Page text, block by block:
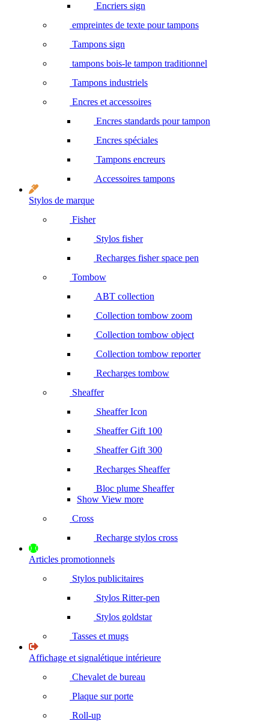
Encriers sign
empreintes de texte pour tampons
Tampons sign
tampons bois-le tampon traditionnel
Tampons industriels
Encres et accessoires
Encres standards pour tampon
Encres spéciales
Tampons encreurs
Accessoires tampons
Stylos de marque
Fisher
Stylos fisher
Recharges fisher space pen
Tombow
ABT collection
Collection tombow zoom
Collection tombow object
Collection tombow reporter
Recharges tombow
Sheaffer
Sheaffer Icon
Sheaffer Gift 100
Sheaffer Gift 300
Recharges Sheaffer
Bloc plume Sheaffer
Show View more
Cross
Recharge stylos cross
Articles promotionnels
Stylos publicitaires
Stylos Ritter-pen
Stylos goldstar
Tasses et mugs
Affichage et signalétique intérieure
Chevalet de bureau
Plaque sur porte
Roll-up